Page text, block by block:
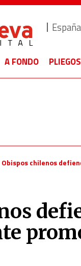
España
A FONDO PLIEGOS
Obispos chilenos